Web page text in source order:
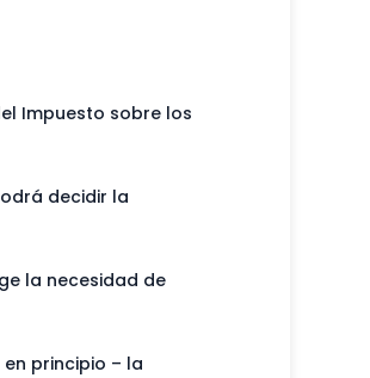
Impuesto sobre los
decidir la
la necesidad de
principio – la